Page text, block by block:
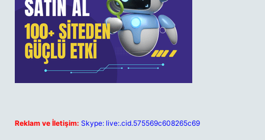
Reklam ve İletişim: Skype: live:.cid.575569c608265c69